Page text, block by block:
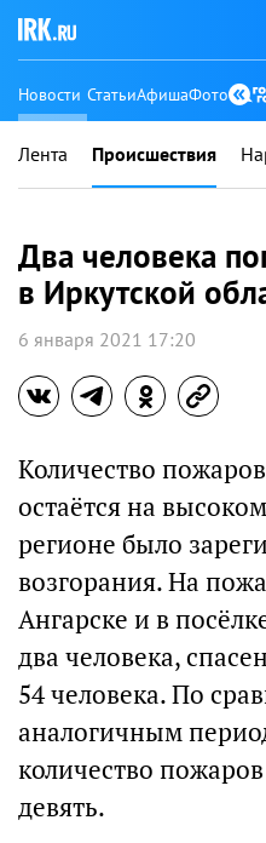
Новости СтатьиАфишаФото
Лента Происшествия
Два человека
в Иркутской
6 января 2021 17:20
Количество
остаётся на
регионе было
возгорания. На
Ангарске и в
два человека,
54 человека. По
аналогичным
количество
девять.